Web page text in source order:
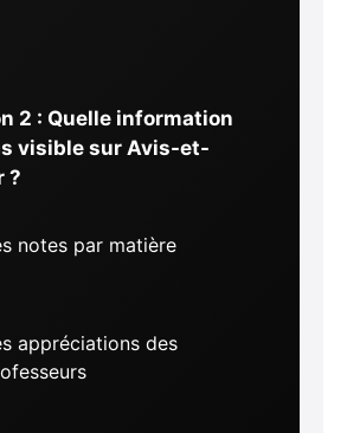
2 : Quelle information
visible sur Avis-et-
?
notes par matière
appréciations des